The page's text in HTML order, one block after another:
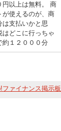
円以上は無料。 商
が使えるのが、商
支払いかと思
どこに行っちゃ
約１２０００分
ファイナンス掲示板